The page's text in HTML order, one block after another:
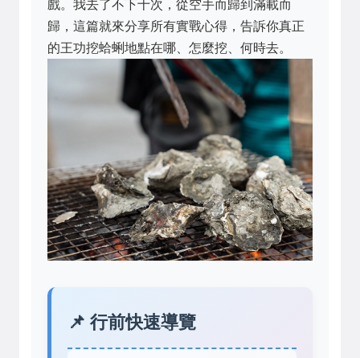
戲。我去了不下十次，從空手而歸到滿載而
歸，這篇就來分享所有實戰心得，告訴你真正
的王功挖蛤蜊地點在哪、怎麼挖、何時去。
📌 行前快速導覽